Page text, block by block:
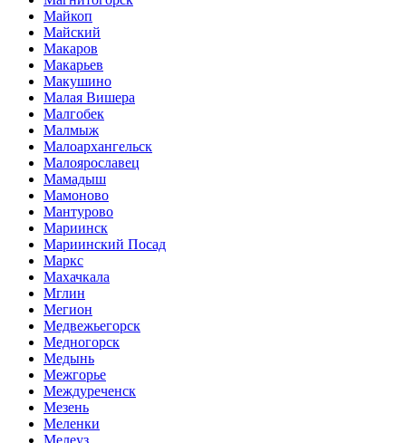
Майкоп
Майский
Макаров
Макарьев
Макушино
Малая Вишера
Малгобек
Малмыж
Малоархангельск
Малоярославец
Мамадыш
Мамоново
Мантурово
Мариинск
Мариинский Посад
Маркс
Махачкала
Мглин
Мегион
Медвежьегорск
Медногорск
Медынь
Межгорье
Междуреченск
Мезень
Меленки
Мелеуз